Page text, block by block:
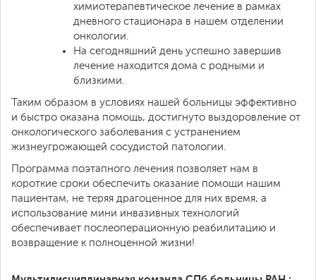
химиотерапевтическое лечение в рамках
дневного стационара в нашем отделении
онкологии.
На сегодняшний день успешно завершив
лечение находится дома с родными и
близкими.
Таким образом в условиях нашей больницы эффективно
и быстро оказана помощь, достигнуто выздоровление от
онкологического заболевания с устранением
жизнеугрожающей сосудистой патологии.
Программа поэтапного лечения позволяет нам в
короткие сроки обеспечить оказание помощи нашим
пациентам, не теряя драгоценное для них время, а
использование мини инвазивных технологий
обеспечивает послеоперационную реабилитацию и
возвращение к полноценной жизни!